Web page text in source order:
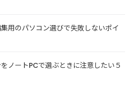
用のパソコン選びで失敗しないポイ
ノートPCで選ぶときに注意したい５